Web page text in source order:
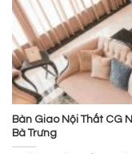
Bàn Giao Nội Thất CG
Bà Trưng